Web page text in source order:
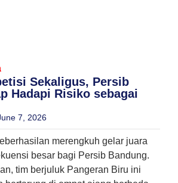
Sekaligus, Persib
Hadapi Risiko sebagai
7, 2026
merengkuh gelar juara
besar bagi Persib Bandung.
tim berjuluk Pangeran Biru ini